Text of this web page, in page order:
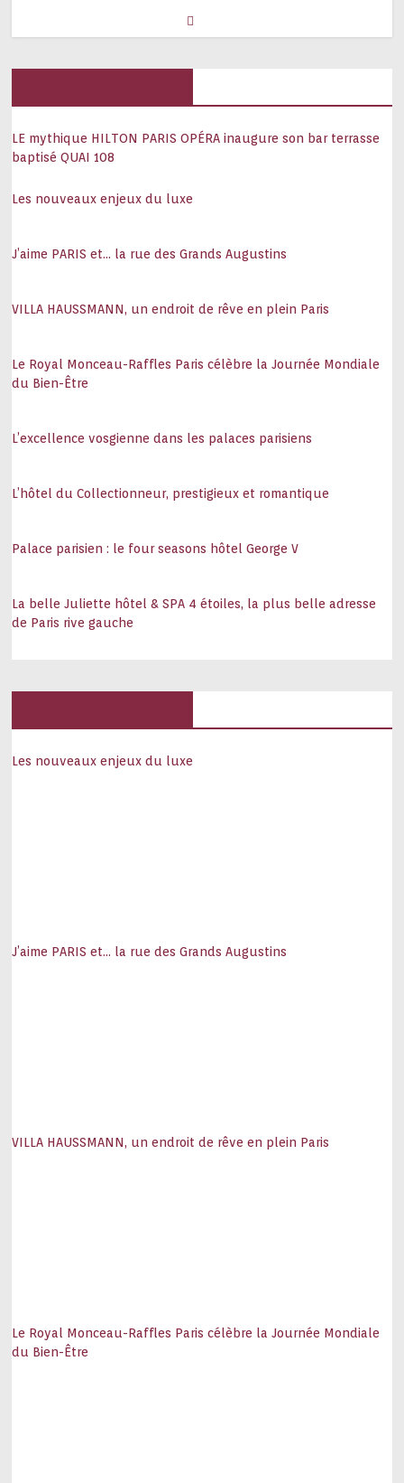
LE mythique HILTON PARIS OPÉRA inaugure son bar terrasse
baptisé QUAI 108
Les nouveaux enjeux du luxe
J’aime PARIS et… la rue des Grands Augustins
VILLA HAUSSMANN, un endroit de rêve en plein Paris
Le Royal Monceau-Raffles Paris célèbre la Journée Mondiale
du Bien-Être
L’excellence vosgienne dans les palaces parisiens
L’hôtel du Collectionneur, prestigieux et romantique
Palace parisien : le four seasons hôtel George V
La belle Juliette hôtel & SPA 4 étoiles, la plus belle adresse
de Paris rive gauche
Les nouveaux enjeux du luxe
J’aime PARIS et… la rue des Grands Augustins
VILLA HAUSSMANN, un endroit de rêve en plein Paris
Le Royal Monceau-Raffles Paris célèbre la Journée Mondiale
du Bien-Être